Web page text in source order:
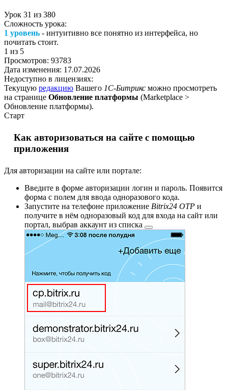
Урок 31 из 380
Сложность урока:
1 уровень - интуитивно все понятно из интерфейса, но
почитать стоит.
1 из 5
Просмотров: 93783
Дата изменения: 17.07.2026
Недоступно в лицензиях:
Текущую редакцию Вашего 1С-Битрикс можно просмотреть
на странице Обновление платформы (Marketplace >
Обновление платформы).
Старт
Как авторизоваться на сайте с помощью
приложения
Для авторизации на сайте или портале:
Введите в форме авторизации логин и пароль. Появится
форма с полем для ввода одноразового кода.
Запустите на телефоне приложение Bitrix24 OTP и
получите в нём одноразовый код для входа на сайт или
портал, выбрав аккаунт из списка